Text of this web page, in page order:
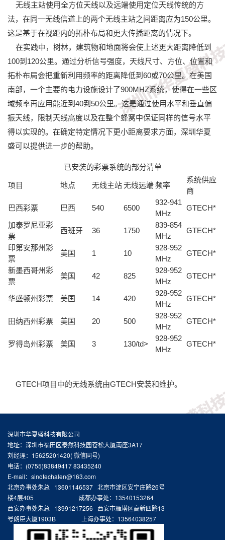
无线主站使用全方位天线以及远端使用定位天线传统的方
法，在同一无线信道上的两个无线主站之间距离应为150公里。
这是基于在视距内的拓朴布局和更大传播距离的情况下。
在实践中，树林，建筑物和地面将会使上述更大距离降低到
100到120公里。通过分析信号强度，天线尺寸、方位、位置和
拓朴布局会把重新利用频率的距离降低到60或70公里。在美国
南部，一个主要的电力设施设计了900MHZ系统，使得在一些区
域频率再应用能近到40到50公里。这是通过使用水平和垂直偏
振天线，限制天线高度以及在整个蜂窝中保证同样的信号水平
得以实现的。在确定特定情况下更小距离要求方面，深圳华夏
盛可以提供进一步的帮助。
已安装的彩票系统的部分清单
项目 地点 无线主站无线远端频率
系统供应
商
巴西彩票
巴西 540 6500
932-941
MHz
GTECH*
加泰罗尼亚彩
票
西班牙 36 1750
839-854
MHz
GTECH*
印第安那州彩
票
美国 1 10
928-952
MHz
GTECH*
新墨西哥州彩
票
美国 42 825
928-952
MHz
GTECH*
华盛顿州彩票 美国 14 420
928-952
MHz
GTECH*
田纳西州彩票 美国 20 500
928-952
MHz
GTECH*
罗得岛州彩票 美国 3 130/td>
928-952
MHz
GTECH*
GTECH项目中的无线系统由GTECH安装和维护。
深圳市华夏盛科技有限公司
地址：深圳市福田区泰然科技园苍松大厦南座3A17
刘经理：15625201420( 微信同号)
电话：(0755)83849417 83435240
E-mail：sinotechalen@163.com
北京办事处朱总 13601146537 北京市淀区安宁庄路26号
楼4层405 成都办事处：13540153264
西安办事处朱总 13991217256 西安市雁塔区高新四路13
号朗臣大厦1903B 上海办事处：13564038257